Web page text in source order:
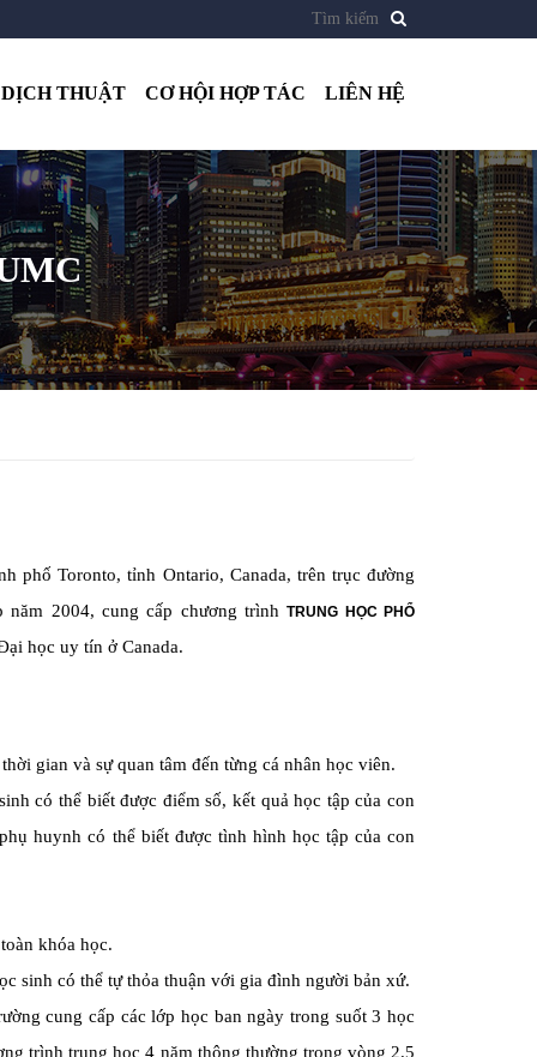
DỊCH THUẬT CƠ HỘI HỢP TÁC LIÊN HỆ
phố Toronto, tỉnh Ontario, Canada, trên trục đường
năm 2004, cung cấp chương trìnhTRUNG HỌC PHỔ
học uy tín ở Canada.
gian và sự quan tâm đến từng cá nhân học viên.
có thể biết được điểm số, kết quả học tập của con
huynh có thể biết được tình hình học tập của con
khóa học.
sinh có thể tự thỏa thuận với gia đình người bản xứ.
cung cấp các lớp học ban ngày trong suốt 3 học
trình trung học 4 năm thông thường trong vòng 2.5